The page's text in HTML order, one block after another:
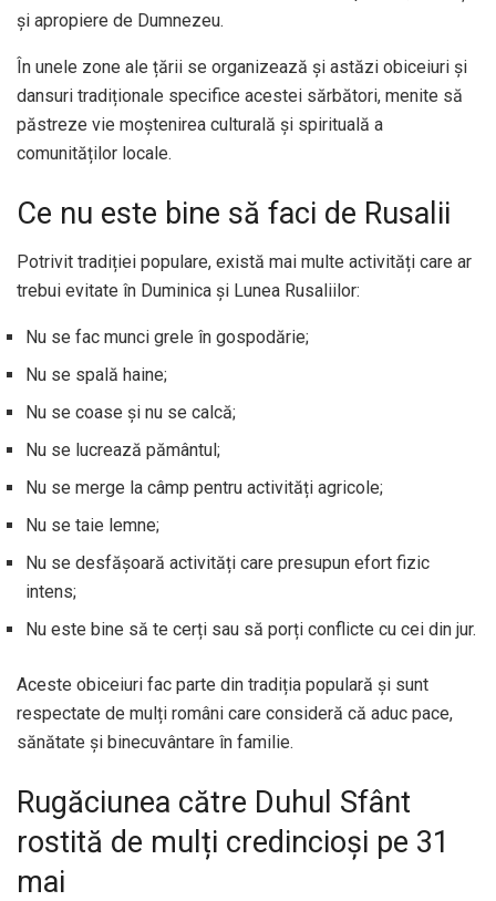
și apropiere de Dumnezeu.
În unele zone ale țării se organizează și astăzi obiceiuri și
dansuri tradiționale specifice acestei sărbători, menite să
păstreze vie moștenirea culturală și spirituală a
comunităților locale.
Ce nu este bine să faci de Rusalii
Potrivit tradiției populare, există mai multe activități care ar
trebui evitate în Duminica și Lunea Rusaliilor:
Nu se fac munci grele în gospodărie;
Nu se spală haine;
Nu se coase și nu se calcă;
Nu se lucrează pământul;
Nu se merge la câmp pentru activități agricole;
Nu se taie lemne;
Nu se desfășoară activități care presupun efort fizic
intens;
Nu este bine să te cerți sau să porți conflicte cu cei din jur.
Aceste obiceiuri fac parte din tradiția populară și sunt
respectate de mulți români care consideră că aduc pace,
sănătate și binecuvântare în familie.
Rugăciunea către Duhul Sfânt
rostită de mulți credincioși pe 31
mai